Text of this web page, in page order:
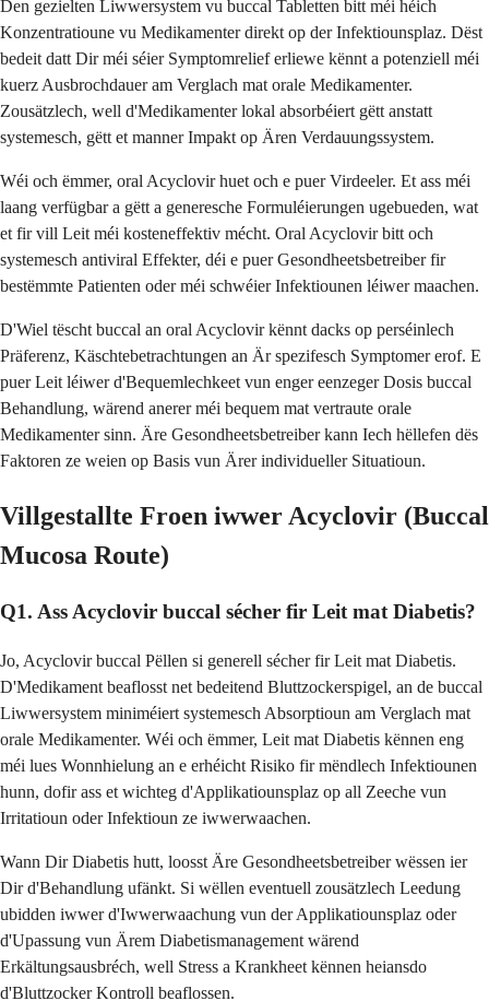
Den gezielten Liwwersystem vu buccal Tabletten bitt méi héich
Konzentratioune vu Medikamenter direkt op der Infektiounsplaz. Dëst
bedeit datt Dir méi séier Symptomrelief erliewe kënnt a potenziell méi
kuerz Ausbrochdauer am Verglach mat orale Medikamenter.
Zousätzlech, well d'Medikamenter lokal absorbéiert gëtt anstatt
systemesch, gëtt et manner Impakt op Ären Verdauungssystem.
Wéi och ëmmer, oral Acyclovir huet och e puer Virdeeler. Et ass méi
laang verfügbar a gëtt a generesche Formuléierungen ugebueden, wat
et fir vill Leit méi kosteneffektiv mécht. Oral Acyclovir bitt och
systemesch antiviral Effekter, déi e puer Gesondheetsbetreiber fir
bestëmmte Patienten oder méi schwéier Infektiounen léiwer maachen.
D'Wiel tëscht buccal an oral Acyclovir kënnt dacks op perséinlech
Präferenz, Käschtebetrachtungen an Är spezifesch Symptomer erof. E
puer Leit léiwer d'Bequemlechkeet vun enger eenzeger Dosis buccal
Behandlung, wärend anerer méi bequem mat vertraute orale
Medikamenter sinn. Äre Gesondheetsbetreiber kann Iech hëllefen dës
Faktoren ze weien op Basis vun Ärer individueller Situatioun.
Villgestallte Froen iwwer Acyclovir (Buccal
Mucosa Route)
Q1. Ass Acyclovir buccal sécher fir Leit mat Diabetis?
Jo, Acyclovir buccal Pëllen si generell sécher fir Leit mat Diabetis.
D'Medikament beaflosst net bedeitend Bluttzockerspigel, an de buccal
Liwwersystem miniméiert systemesch Absorptioun am Verglach mat
orale Medikamenter. Wéi och ëmmer, Leit mat Diabetis kënnen eng
méi lues Wonnhielung an e erhéicht Risiko fir mëndlech Infektiounen
hunn, dofir ass et wichteg d'Applikatiounsplaz op all Zeeche vun
Irritatioun oder Infektioun ze iwwerwaachen.
Wann Dir Diabetis hutt, loosst Äre Gesondheetsbetreiber wëssen ier
Dir d'Behandlung ufänkt. Si wëllen eventuell zousätzlech Leedung
ubidden iwwer d'Iwwerwaachung vun der Applikatiounsplaz oder
d'Upassung vun Ärem Diabetismanagement wärend
Erkältungsausbréch, well Stress a Krankheet kënnen heiansdo
d'Bluttzocker Kontroll beaflossen.